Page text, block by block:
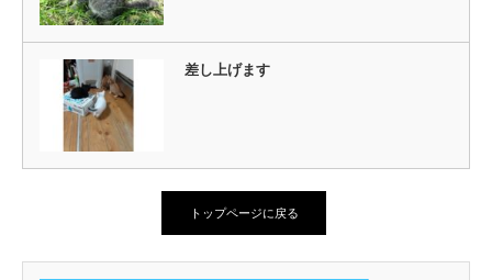
差し上げます
トップページに戻る